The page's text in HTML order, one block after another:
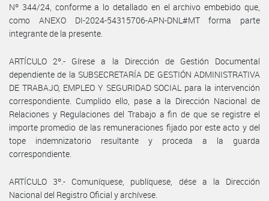
Nº 344/24, conforme a lo detallado en el archivo embebido que,
como ANEXO DI-2024-54315706-APN-DNL#MT forma parte
integrante de la presente.
ARTÍCULO 2º.- Gírese a la Dirección de Gestión Documental
dependiente de la SUBSECRETARÍA DE GESTIÓN ADMINISTRATIVA
DE TRABAJO, EMPLEO Y SEGURIDAD SOCIAL para la intervención
correspondiente. Cumplido ello, pase a la Dirección Nacional de
Relaciones y Regulaciones del Trabajo a fin de que se registre el
importe promedio de las remuneraciones fijado por este acto y del
tope indemnizatorio resultante y proceda a la guarda
correspondiente.
ARTÍCULO 3º.- Comuníquese, publíquese, dése a la Dirección
Nacional del Registro Oficial y archívese.